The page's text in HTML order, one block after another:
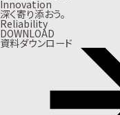
Innovation
深く寄り添おう。
Reliability
DOWNLOAD
資料ダウンロード